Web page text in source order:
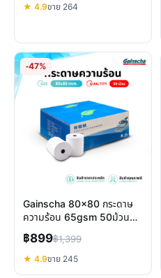
★ 4.9ขาย 264
-47%
Gainscha 80x80 กระดาษ
ความร้อน 65gsm 50ม้วน
พิมพ์ชัด ทนทาน คุ้มค่า
฿899฿1,399
★ 4.9ขาย 245